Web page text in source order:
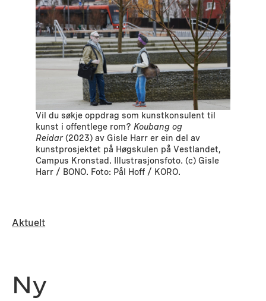
Vil du søkje oppdrag som kunstkonsulent til
kunst i offentlege rom?Koubang og
Reidar(2023) av Gisle Harr er ein del av
kunstprosjektet på Høgskulen på Vestlandet,
Campus Kronstad. Illustrasjonsfoto. (c) Gisle
Harr / BONO. Foto: Pål Hoff / KORO.
Aktuelt
Ny